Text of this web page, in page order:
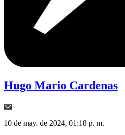
Hugo Mario Cardenas
10 de may. de 2024, 01:18 p. m.